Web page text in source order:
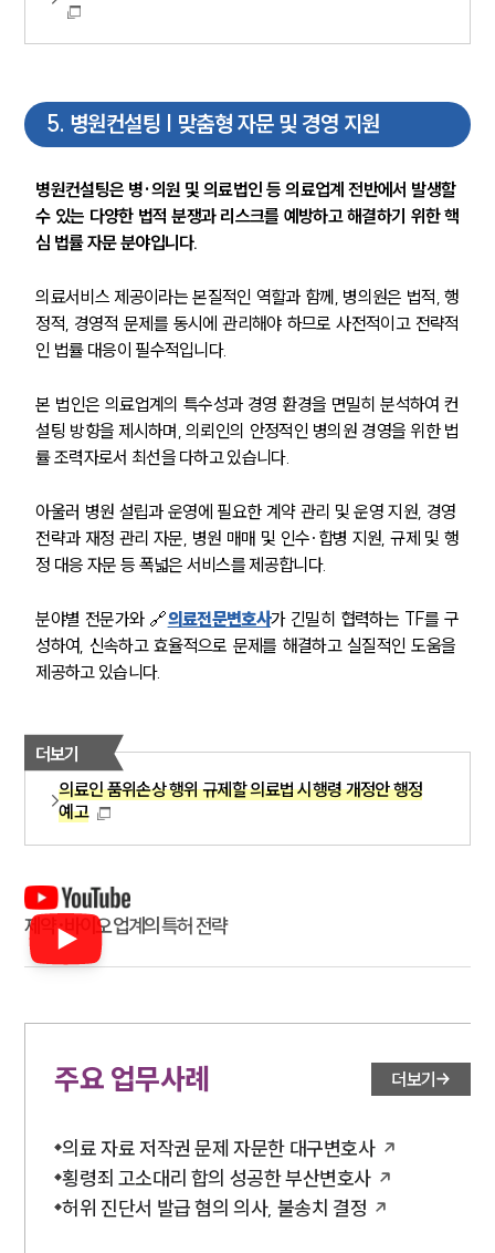
5. 병원컨설팅 | 맞춤형 자문 및 경영 지원
병원컨설팅은 병·의원 및 의료법인 등 의료업계 전반에서 발생할
수 있는 다양한 법적 분쟁과 리스크를 예방하고 해결하기 위한 핵
심 법률 자문 분야입니다.
의료서비스 제공이라는 본질적인 역할과 함께, 병의원은 법적, 행
정적, 경영적 문제를 동시에 관리해야 하므로 사전적이고 전략적
인 법률 대응이 필수적입니다.
본 법인은 의료업계의 특수성과 경영 환경을 면밀히 분석하여 컨
설팅 방향을 제시하며, 의뢰인의 안정적인 병의원 경영을 위한 법
률 조력자로서 최선을 다하고 있습니다.
아울러 병원 설립과 운영에 필요한 계약 관리 및 운영 지원, 경영
전략과 재정 관리 자문, 병원 매매 및 인수·합병 지원, 규제 및 행
정 대응 자문 등 폭넓은 서비스를 제공합니다.
분야별 전문가와 🔗의료전문변호사가 긴밀히 협력하는 TF를 구
성하여, 신속하고 효율적으로 문제를 해결하고 실질적인 도움을
제공하고 있습니다.
더보기
의료인 품위손상 행위 규제할 의료법 시행령 개정안 행정
예고
제약·바이오 업계의 특허 전략
주요 업무사례 더보기
의료 자료 저작권 문제 자문한 대구변호사
횡령죄 고소대리 합의 성공한 부산변호사
허위 진단서 발급 혐의 의사, 불송치 결정